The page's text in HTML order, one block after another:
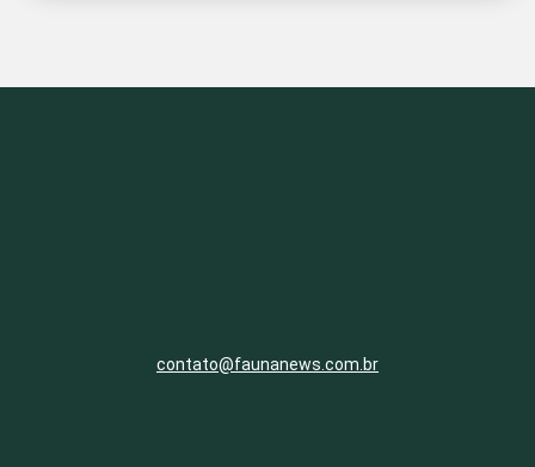
contato@faunanews.com.br